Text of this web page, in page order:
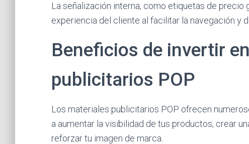
La señalización interna, como etiquetas de
experiencia del cliente al facilitar la navegación y
Beneficios de invertir
publicitarios POP
Los materiales publicitarios POP ofrecen
a aumentar la visibilidad de tus productos, crear
reforzar tu imagen de marca.